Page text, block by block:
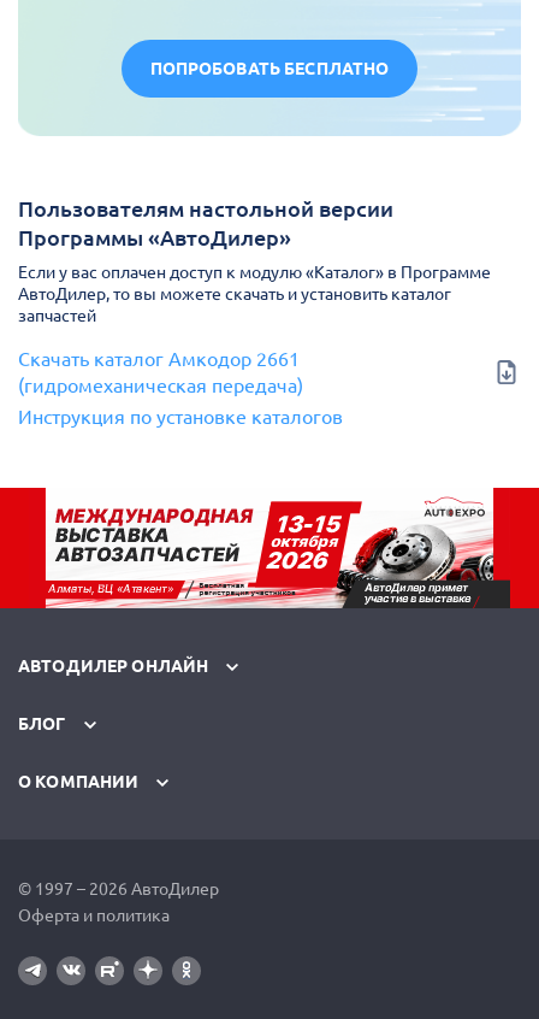
ПОПРОБОВАТЬ БЕСПЛАТНО
Пользователям настольной версии
Программы «АвтоДилер»
Если у вас оплачен доступ к модулю «Каталог» в Программе
АвтоДилер, то вы можете скачать и установить каталог
запчастей
Скачать каталог Амкодор 2661
(гидромеханическая передача)
Инструкция по установке каталогов
АВТОДИЛЕР ОНЛАЙН
БЛОГ
О КОМПАНИИ
© 1997 – 2026 АвтоДилер
Оферта и политика